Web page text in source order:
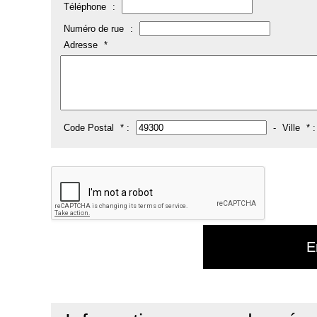
Téléphone :
Numéro de rue
:
Adresse *
Code Postal * : - Ville *